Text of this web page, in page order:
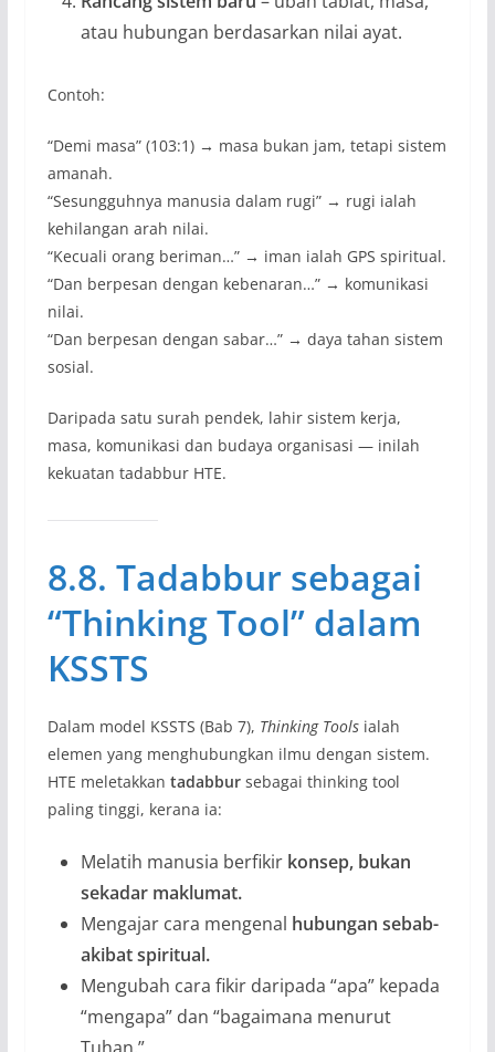
atau hubungan berdasarkan nilai ayat.
Contoh:
“Demi masa” (103:1) → masa bukan jam, tetapi sistem
amanah.
“Sesungguhnya manusia dalam rugi” → rugi ialah
kehilangan arah nilai.
“Kecuali orang beriman…” → iman ialah GPS spiritual.
“Dan berpesan dengan kebenaran…” → komunikasi
nilai.
“Dan berpesan dengan sabar…” → daya tahan sistem
sosial.
Daripada satu surah pendek, lahir sistem kerja,
masa, komunikasi dan budaya organisasi — inilah
kekuatan tadabbur HTE.
8.8. Tadabbur sebagai
“Thinking Tool” dalam
KSSTS
Dalam model KSSTS (Bab 7), Thinking Toolsialah
elemen yang menghubungkan ilmu dengan sistem.
HTE meletakkan tadabbursebagai thinking tool
paling tinggi, kerana ia:
Melatih manusia berfikir konsep, bukan
sekadar maklumat.
Mengajar cara mengenal hubungan sebab-
akibat spiritual.
Mengubah cara fikir daripada “apa” kepada
“mengapa” dan “bagaimana menurut